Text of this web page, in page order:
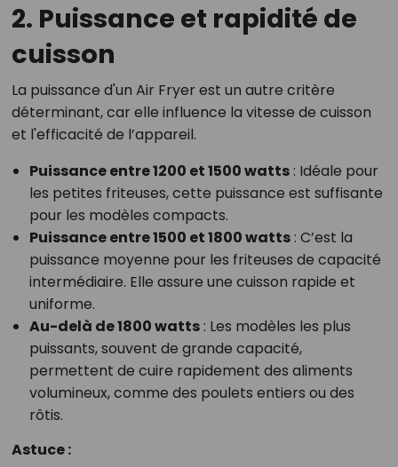
2. Puissance et rapidité de
cuisson
La puissance d'un Air Fryer est un autre critère
déterminant, car elle influence la vitesse de cuisson
et l'efficacité de l’appareil.
Puissance entre 1200 et 1500 watts: Idéale pour
les petites friteuses, cette puissance est suffisante
pour les modèles compacts.
Puissance entre 1500 et 1800 watts: C’est la
puissance moyenne pour les friteuses de capacité
intermédiaire. Elle assure une cuisson rapide et
uniforme.
Au-delà de 1800 watts: Les modèles les plus
puissants, souvent de grande capacité,
permettent de cuire rapidement des aliments
volumineux, comme des poulets entiers ou des
rôtis.
Astuce :